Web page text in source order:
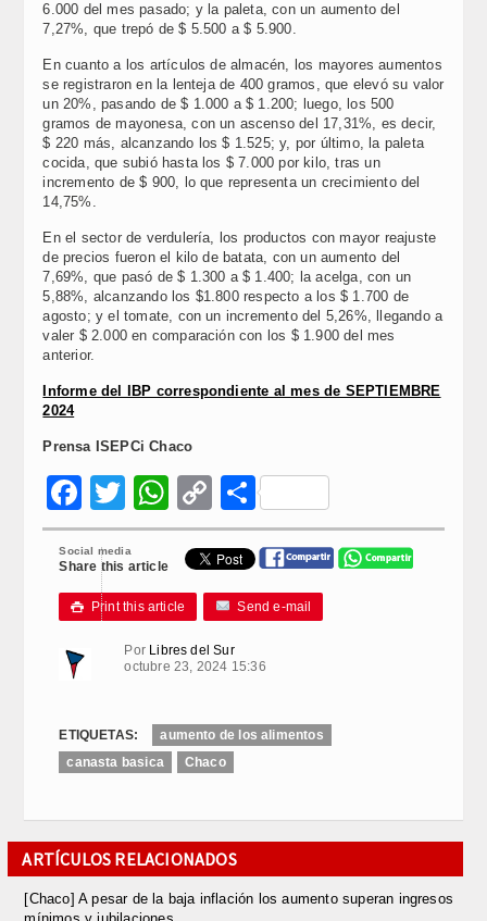
6.000 del mes pasado; y la paleta, con un aumento del
7,27%, que trepó de $ 5.500 a $ 5.900.
En cuanto a los artículos de almacén, los mayores aumentos
se registraron en la lenteja de 400 gramos, que elevó su valor
un 20%, pasando de $ 1.000 a $ 1.200; luego, los 500
gramos de mayonesa, con un ascenso del 17,31%, es decir,
$ 220 más, alcanzando los $ 1.525; y, por último, la paleta
cocida, que subió hasta los $ 7.000 por kilo, tras un
incremento de $ 900, lo que representa un crecimiento del
14,75%.
En el sector de verdulería, los productos con mayor reajuste
de precios fueron el kilo de batata, con un aumento del
7,69%, que pasó de $ 1.300 a $ 1.400; la acelga, con un
5,88%, alcanzando los $1.800 respecto a los $ 1.700 de
agosto; y el tomate, con un incremento del 5,26%, llegando a
valer $ 2.000 en comparación con los $ 1.900 del mes
anterior.
Informe del IBP correspondiente al mes de SEPTIEMBRE
2024
Prensa ISEPCi Chaco
Facebook
Twitter
WhatsApp
Copy
Link
Compartir
Social media
Share this article
 Print this article Send e-mail
Por Libres del Sur
octubre 23, 2024 15:36
ETIQUETAS:
aumento de los alimentos
canasta basica
Chaco
ARTÍCULOS RELACIONADOS
[Chaco] A pesar de la baja inflación los aumento superan ingresos